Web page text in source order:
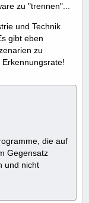
zu "trennen"...
und Technik
gibt eben
zu
die auf
Gegensatz
und nicht